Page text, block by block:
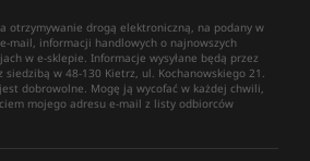
otrzymywanie drogą elektroniczną, na podany w
mail, informacji handlowych o najnowszych
w e-sklepie. Informacje wysyłane będą przez
z siedzibą w 48-130 Kietrz, ul. Kochanowskiego 21.
dobrowolne. Mogę ją wycofać w każdej chwili,
mojego adresu e-mail z listy odbiorców